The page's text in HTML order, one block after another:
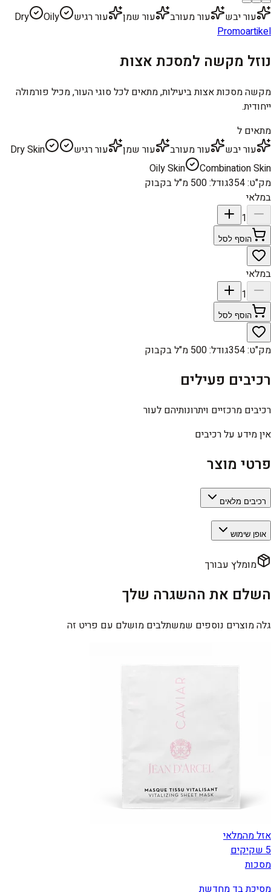
עור יבש עור מעורב עור שמן עור רגיש Dry
Oily
Promoartikel
נוזל מקשה למסכת אצות
מקשה מסכות אצות ביעילות, מתאים לכל סוגי העור, מכיל פורמולה
ייחודית.
מתאים ל
עור יבש
עור מעורב עור שמן עור רגיש
Dry Skin
Oily Skin
Combination Skin
מק"ט:
354גודל:500 מ"ל בקבוק
במלאי
1
הוסף לסל
במלאי
1
הוסף לסל
מק"ט:
354גודל:500 מ"ל בקבוק
רכיבים פעילים
רכיבים מרכזיים ויתרונותיהם לעור
אין מידע על רכיבים
פרטי מוצר
רכיבים מלאים
אופן שימוש
מומלץ עבורך
השלם את ההשגרה שלך
גלה מוצרים נוספים שמשתלבים מושלם עם פריט זה
אזל מהמלאי
5 שקיקים
מסכות
מסיכת בד מחדשת